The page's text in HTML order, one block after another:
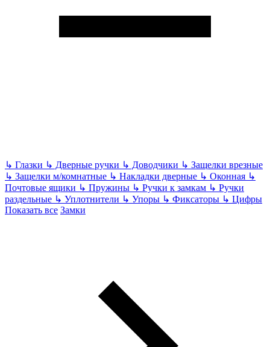
↳ Глазки ↳ Дверные ручки ↳ Доводчики ↳ Защелки врезные
↳ Защелки м/комнатные ↳ Накладки дверные ↳ Оконная ↳
Почтовые ящики ↳ Пружины ↳ Ручки к замкам ↳ Ручки
раздельные ↳ Уплотнители ↳ Упоры ↳ Фиксаторы ↳ Цифры
Показать все Замки